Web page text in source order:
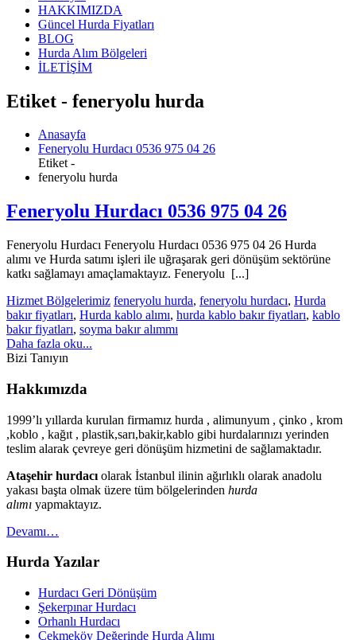
HAKKIMIZDA
Güncel Hurda Fiyatları
BLOG
Hurda Alım Bölgeleri
İLETİŞİM
Etiket - feneryolu hurda
Anasayfa
Feneryolu Hurdacı 0536 975 04 26
Etiket -
feneryolu hurda
Feneryolu Hurdacı 0536 975 04 26
Feneryolu Hurdacı Feneryolu Hurdacı 0536 975 04 26 Hurda
alımı ve Hurda satımı işleri ile uğraşarak geri dönüşüm sektörüne
katkı sağlamayı amaçlamaktayız. Feneryolu [...]
Hizmet Bölgelerimiz feneryolu hurda, feneryolu hurdacı, Hurda
bakır fiyatları, Hurda kablo alımı, hurda kablo bakır fiyatları, kablo
bakır fiyatları, soyma bakır alımmı
Daha fazla oku...
Bizi Tanıyın
Hakkımızda
1999’lı yıllarda kurulan firmamız hurda , alimunyum , çinko , krom
,koblo , kağıt , plastik,sarı,bakir,kablo gibi hurdalarınızı yerinden
teslim alarak çevreye geri dönüşüm hizmetini de sağlamaktadır.
Ataşehir hurdacı olarak İstanbul ilinin ağırlıklı olarak anadolu
yakası başta olmak üzere tüm bölgelerinden hurda
alımı yapmaktayız.
Devamı…
Hurda Yazılar
Hurdacı Geri Dönüşüm
Şekerpınar Hurdacı
Orhanlı Hurdacı
Çekmeköy Değerinde Hurda Alımı